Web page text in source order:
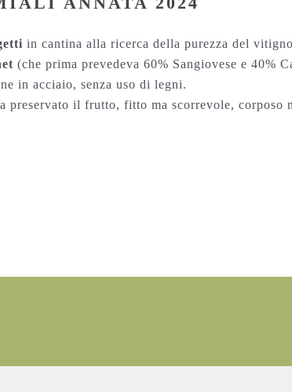
in cantina alla ricerca della purezza del
(che prima prevedeva 60% Sangiovese e 40%
in acciaio, senza uso di legni.
il frutto, fitto ma scorrevole, corposo